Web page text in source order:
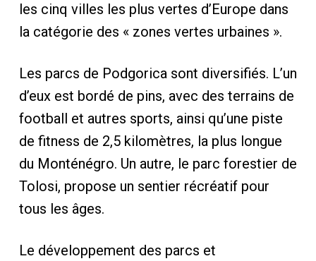
les cinq villes les plus vertes d’Europe dans
la catégorie des « zones vertes urbaines ».
Les parcs de Podgorica sont diversifiés. L’un
d’eux est bordé de pins, avec des terrains de
football et autres sports, ainsi qu’une piste
de fitness de 2,5 kilomètres, la plus longue
du Monténégro. Un autre, le parc forestier de
Tolosi, propose un sentier récréatif pour
tous les âges.
Le développement des parcs et